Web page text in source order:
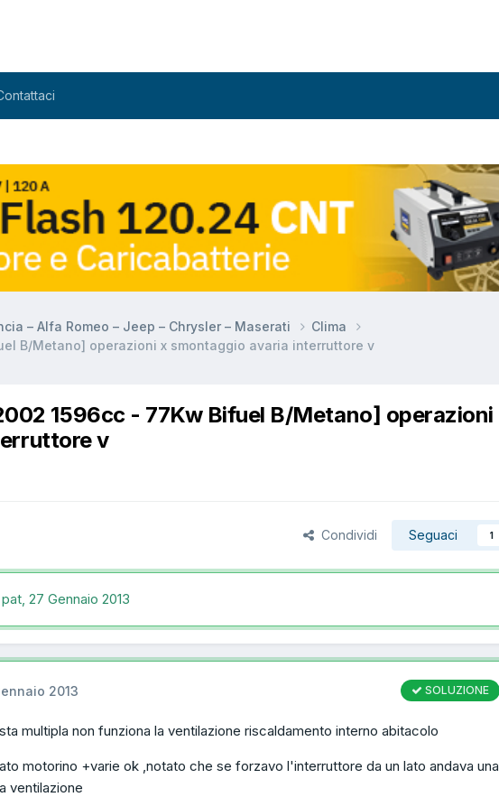
– Alfa Romeo – Jeep – Chrysler – Maserati
Clima
B/Metano] operazioni x smontaggio avaria interruttore v
1596cc - 77Kw Bifuel B/Metano] operazioni
v
Condividi Seguaci 1
27 Gennaio 2013
SOLUZIONE
2013
multipla non funziona la ventilazione riscaldamento interno abitacolo
motorino +varie ok ,notato che se forzavo l'interruttore da un lato andava una
ventilazione